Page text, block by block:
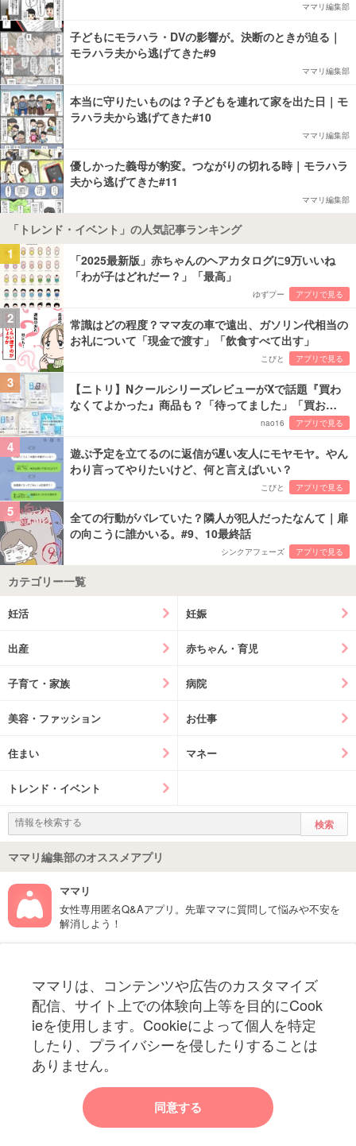
ママリ編集部
子どもにモラハラ・DVの影響が。決断のときが迫る｜
モラハラ夫から逃げてきた#9
ママリ編集部
本当に守りたいものは？子どもを連れて家を出た日｜モ
ラハラ夫から逃げてきた#10
ママリ編集部
優しかった義母が豹変。つながりの切れる時｜モラハラ
夫から逃げてきた#11
ママリ編集部
「トレンド・イベント」の人気記事ランキング
1
「2025最新版」赤ちゃんのヘアカタログに9万いいね
「わが子はどれだー？」「最高」
ゆずプー アプリで見る
2
常識はどの程度？ママ友の車で遠出、ガソリン代相当の
お礼について「現金で渡す」「飲食すべて出す」
こびと アプリで見る
3
【ニトリ】NクールシリーズレビューがXで話題『買わ
なくてよかった』商品も？「待ってました」「買お…
nao16 アプリで見る
4
遊ぶ予定を立てるのに返信が遅い友人にモヤモヤ。やん
わり言ってやりたいけど、何と言えばいい？
こびと アプリで見る
5
全ての行動がバレていた？隣人が犯人だったなんて｜扉
の向こうに誰かいる。#9、10最終話
シンクアフェーズ アプリで見る
カテゴリー一覧
妊活 妊娠
出産 赤ちゃん・育児
子育て・家族 病院
美容・ファッション お仕事
住まい マネー
トレンド・イベント
ママリ編集部のオススメアプリ
ママリ
女性専用匿名Q&Aアプリ。先輩ママに質問して悩みや不安を
解消しよう！
ママリは、コンテンツや広告のカスタマイズ
配信、サイト上での体験向上等を目的にCook
ieを使用します。Cookieによって個人を特定
したり、プライバシーを侵したりすることは
ありません。
同意する
妊娠〜子育て中のお役立ち情報を配信中
ママリからのお知らせ